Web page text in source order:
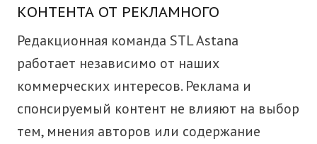
КОНТЕНТА ОТ РЕКЛАМНОГО
Редакционная команда STL Astana
работает независимо от наших
коммерческих интересов. Реклама и
спонсируемый контент не влияют на выбор
тем, мнения авторов или содержание